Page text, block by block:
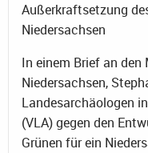
Außerkraftsetzung
Niedersachsen
In einem Brief an
Niedersachsen,
Landesarchäologen
(VLA) gegen den
Grünen für ein